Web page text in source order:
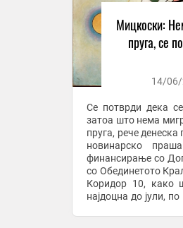
Мицкоски:
пруга, се
14/06/
Се потврди дека
затоа што нема
пруга, рече
новинарско
финансирање со
со Обединетото
Коридор 10, како
најдоцна до јули,